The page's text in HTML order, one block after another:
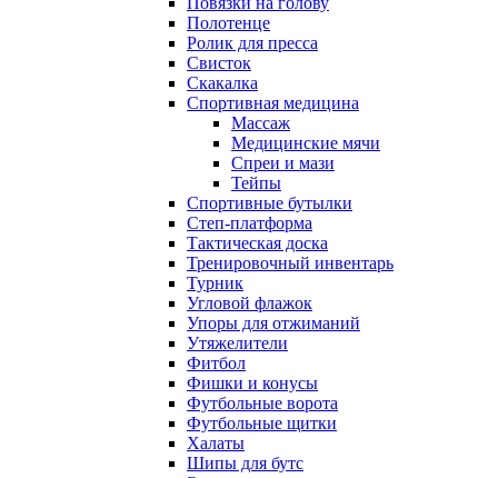
Полотенце
Ролик для пресса
Свисток
Скакалка
Спортивная медицина
Массаж
Медицинские мячи
Спреи и мази
Тейпы
Спортивные бутылки
Степ-платформа
Тактическая доска
Тренировочный инвентарь
Турник
Угловой флажок
Упоры для отжиманий
Утяжелители
Фитбол
Фишки и конусы
Футбольные ворота
Футбольные щитки
Халаты
Шипы для бутс